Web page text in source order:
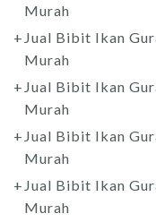
Murah
Jual Bibit Ikan
Murah
Jual Bibit Ikan
Murah
Jual Bibit Ikan
Murah
Jual Bibit Ikan
Murah